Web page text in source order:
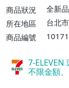
運費
費】
商品狀況
全新品
所在地區
台北市
商品編號
7-ELEVEN
不限金額